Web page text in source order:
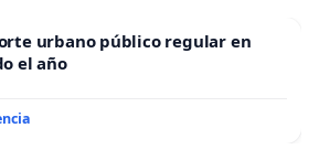
urbano público regular en
el año